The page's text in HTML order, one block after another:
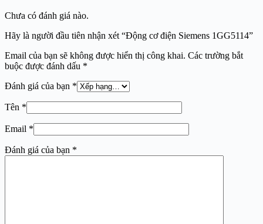
Chưa có đánh giá nào.
Hãy là người đầu tiên nhận xét “Động cơ điện Siemens 1GG5114”
Email của bạn sẽ không được hiển thị công khai. Các trường bắt
buộc được đánh dấu *
Đánh giá của bạn *
Tên *
Email *
Đánh giá của bạn *